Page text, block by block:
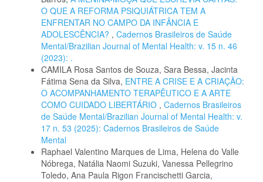
O QUE A REFORMA PSIQUIÁTRICA TEM A
ENFRENTAR NO CAMPO DA INFÂNCIA E
ADOLESCÊNCIA? , Cadernos Brasileiros de Saúde
Mental/Brazilian Journal of Mental Health: v. 15 n. 46
(2023): .
CAMILA Rosa Santos de Souza, Sara Bessa, Jacinta
Fátima Sena da Silva, ENTRE A CRISE E A CRIAÇÃO:
O ACOMPANHAMENTO TERAPÊUTICO E A ARTE
COMO CUIDADO LIBERTÁRIO , Cadernos Brasileiros
de Saúde Mental/Brazilian Journal of Mental Health: v.
17 n. 53 (2025): Cadernos Brasileiros de Saúde
Mental
Raphael Valentino Marques de Lima, Helena do Valle
Nóbrega, Natália Naomi Suzuki, Vanessa Pellegrino
Toledo, Ana Paula Rigon Francischetti Garcia,